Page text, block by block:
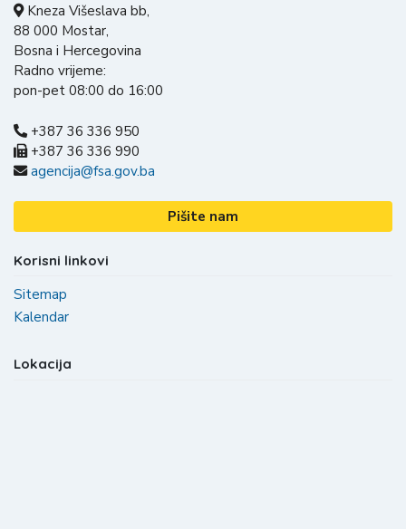
Kneza Višeslava bb,
88 000 Mostar,
Bosna i Hercegovina
Radno vrijeme:
pon-pet 08:00 do 16:00
+387 36 336 950
+387 36 336 990
agencija@fsa.gov.ba
Pišite nam
Korisni linkovi
Sitemap
Kalendar
Lokacija